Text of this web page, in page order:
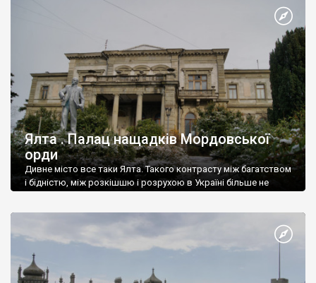
Ялта . Палац нащадків Мордовської
орди
Дивне місто все таки Ялта. Такого контрасту між багатством
і бідністю, між розкішшю і розрухою в Україні більше не